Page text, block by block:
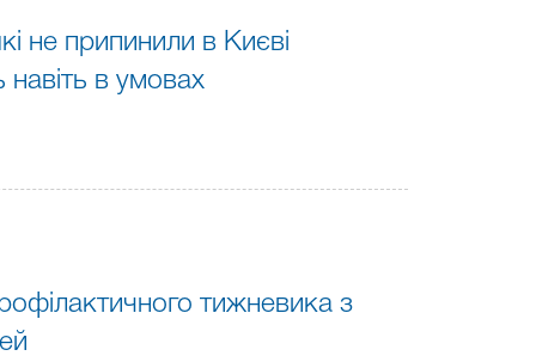
не припинили в Києві
навіть в умовах
тижневика з